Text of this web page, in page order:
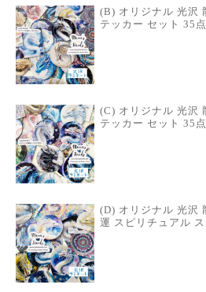
(B) オリジナル 光沢
テッカー セット 35点
(C) オリジナル 光沢
テッカー セット 35点
(D) オリジナル 光沢
運 スピリチュアル